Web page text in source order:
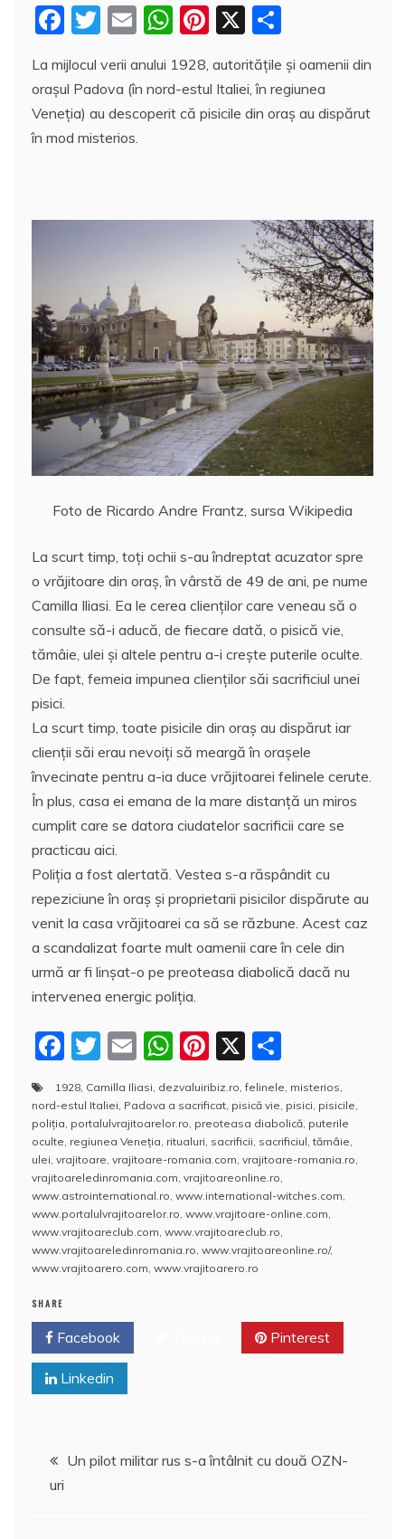
F
c
e
b
k
T
itt
er
E
ai
l
W
at
s
Pi
er
e
X
rt
aj
ă
La mijlocul verii anului 1928, autoritățile și oamenii din
orașul Padova (în nord-estul Italiei, în regiunea
Veneţia) au descoperit că pisicile din oraș au dispărut
în mod misterios.
Foto de Ricardo Andre Frantz, sursa Wikipedia
La scurt timp, toți ochii s-au îndreptat acuzator spre
o vrăjitoare din oraș, în vârstă de 49 de ani, pe nume
Camilla Iliasi. Ea le cerea clienţilor care veneau să o
consulte să-i aducă, de fiecare dată, o pisică vie,
tămâie, ulei şi altele pentru a-i creşte puterile oculte.
De fapt, femeia impunea clienților săi sacrificiul unei
pisici.
La scurt timp, toate pisicile din oraş au dispărut iar
clienţii săi erau nevoiţi să meargă în oraşele
învecinate pentru a-ia duce vrăjitoarei felinele cerute.
În plus, casa ei emana de la mare distanţă un miros
cumplit care se datora ciudatelor sacrificii care se
practicau aici.
Poliţia a fost alertată. Vestea s-a răspândit cu
repeziciune în oraş şi proprietarii pisicilor dispărute au
venit la casa vrăjitoarei ca să se răzbune. Acest caz
a scandalizat foarte mult oamenii care în cele din
urmă ar fi linşat-o pe preoteasa diabolică dacă nu
intervenea energic poliţia.
F
a
c
e
b
o
o
k
T
w
itt
er
E
m
ai
l
W
at
s
A
p
p
Pi
nt
er
e
st
X
rt
aj
e
a
z
ă
1928 Camilla Iliasi dezvaluiribiz.ro ,felinele misterios
nord-estul Italiei Padova a sacrificat pisică vie pisici pisicile
poliţia portalulvrajitoarelor.ro preoteasa diabolică puterile
oculte regiunea Veneţia ritualuri sacrificii sacrificiul ,tămâie
ulei vrajitoare vrajitoare-romania.com vrajitoare-romania.ro
vrajitoareledinromania.com vrajitoareonline.ro
www.astrointernational.ro www.international-witches.com
www.portalulvrajitoarelor.ro www.vrajitoare-online.com
www.vrajitoareclub.com www.vrajitoareclub.ro
www.vrajitoareledinromania.ro www.vrajitoareonline.ro/,
www.vrajitoarero.com www.vrajitoarero.ro
SHARE
Facebook Pinterest
Linkedin
Navigare
în
Un pilot militar rus s-a întâlnit cu două OZN-
uri